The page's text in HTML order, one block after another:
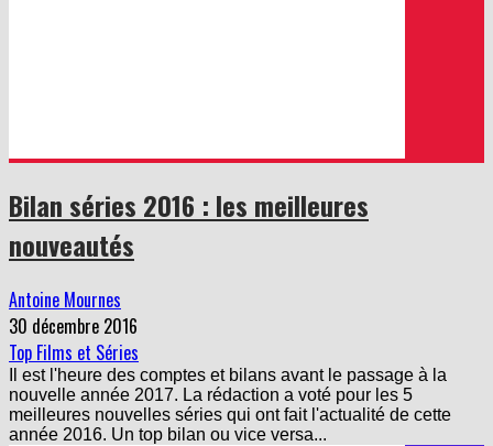
Bilan séries 2016 : les meilleures
nouveautés
Antoine Mournes
30 décembre 2016
Top Films et Séries
Il est l'heure des comptes et bilans avant le passage à la
nouvelle année 2017. La rédaction a voté pour les 5
meilleures nouvelles séries qui ont fait l'actualité de cette
année 2016. Un top bilan ou vice versa...